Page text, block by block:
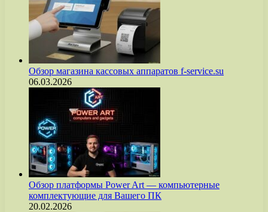
Обзор магазина кассовых аппаратов f-service.su
06.03.2026
Обзор платформы Power Art — компьютерные
комплектующие для Вашего ПК
20.02.2026